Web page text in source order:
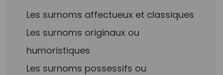
Les surnoms affectueux et classiques
Les surnoms originaux ou
humoristiques
Les surnoms possessifs ou